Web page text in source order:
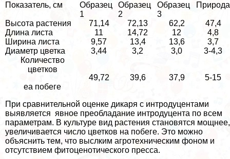
Показатель, см
Образец
1
Образец
2
Образец
3
Природа
Высота растения 71,14 72,13 62,2
47,4
Длина листа
11 14,72 12
4,8
Ширина листа
9,57 13,4 13,6
3,7
Диаметр цветка
3,44 3,2 3,0
3-4,3
Количество
цветков
еа побеге
49,72 39,6 37,9 5-15
При сравнительной оценке дикаря с интродуцентами
выявляется явное преобладание интродуцента по всем
параметрам. В культуре вид растения становятся мощнее,
увеличивается число цветков на побеге. Это можно
объяснить тем, что выслким агротехническим фоном и
отсутствием фитоценотического пресса.